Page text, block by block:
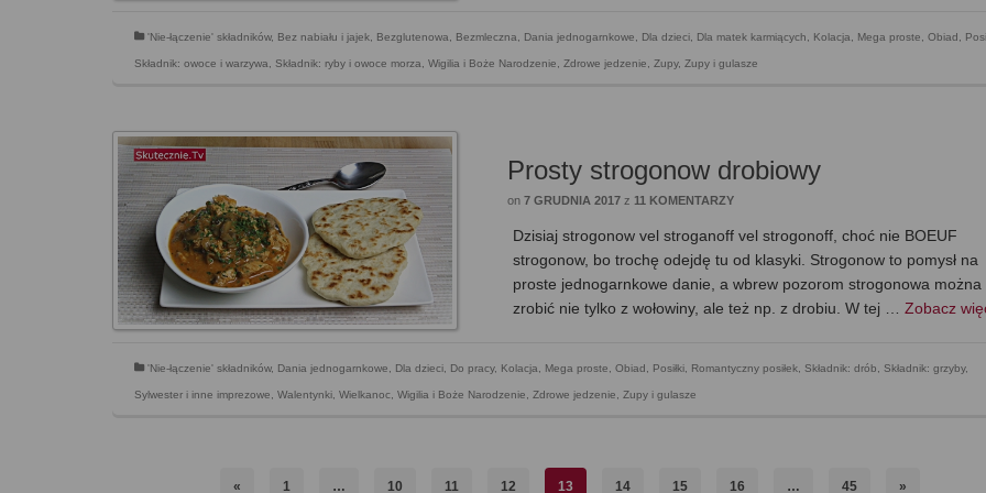
'Nie-łączenie' składników, Bez nabiału i jajek, Bezglutenowa, Bezmleczna, Dania jednogarnkowe, Dla dzieci, Dla matek karmiących, Kolacja, Mega proste, Obiad,
Składnik: owoce i warzywa, Składnik: ryby i owoce morza, Wigilia i Boże Narodzenie, Zdrowe jedzenie, Zupy, Zupy i gulasze
Prosty strogonow drobiowy
on7 GRUDNIA 2017 z 11 KOMENTARZY
Dzisiaj strogonow vel stroganoff vel strogonoff, choć nie BOEUF
strogonow, bo trochę odejdę tu od klasyki. Strogonow to pomysł na
proste jednogarnkowe danie, a wbrew pozorom strogonowa można
zrobić nie tylko z wołowiny, ale też np. z drobiu. W tej …Zobacz
'Nie-łączenie' składników, Dania jednogarnkowe, Dla dzieci, Do pracy, Kolacja, Mega proste, Obiad, Posiłki, Romantyczny posiłek, Składnik: drób, Składnik: grzyby,
Sylwester i inne imprezowe, Walentynki, Wielkanoc, Wigilia i Boże Narodzenie, Zdrowe jedzenie, Zupy i gulasze
« 1 … 10 11 12 13 14 15 16 … 45 »